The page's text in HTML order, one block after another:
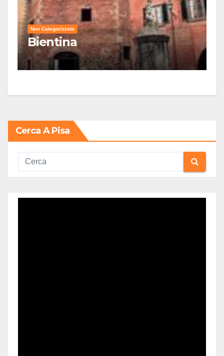
Non Categorizzato
Bientina
Cerca A Pisa